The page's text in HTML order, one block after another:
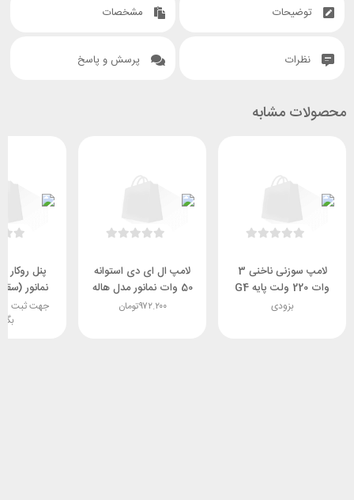
توضیحات مشخصات
نظرات پرسش و پاسخ
محصولات مشابه
لامپ سوزنی ناخنی 3
وات 220 ولت پایه G4
(ژله‌ای)
بزودی
لامپ ال ای دی استوانه
50 وات نمانور مدل هاله
تومان۹۷۲.۲۰۰
نمانور
جهت ثبت